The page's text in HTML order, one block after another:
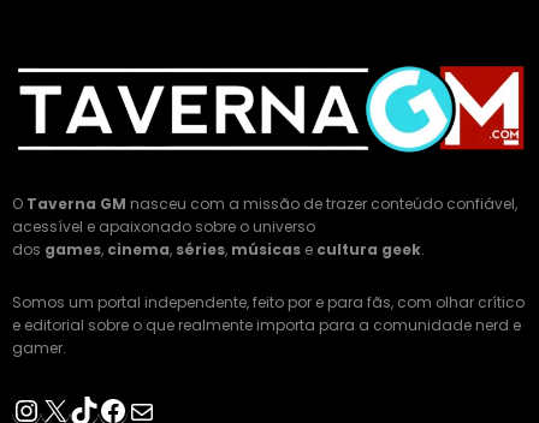
O Taverna GM nasceu com a missão de trazer conteúdo confiável,
acessível e apaixonado sobre o universo
dos games, cinema, séries, músicas e cultura geek.
Somos um portal independente, feito por e para fãs, com olhar crítico
e editorial sobre o que realmente importa para a comunidade nerd e
gamer.
Instagram
X TikTok
Facebook
E-mail